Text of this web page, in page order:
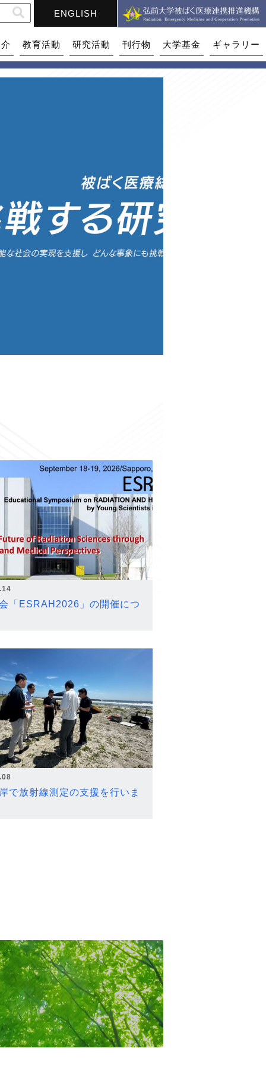
ENGLISH
教育活動 研究活動 刊行物 大学基金 ギャラリー
「ESRAH2026」の開催につ
で放射線測定の支援を行いま